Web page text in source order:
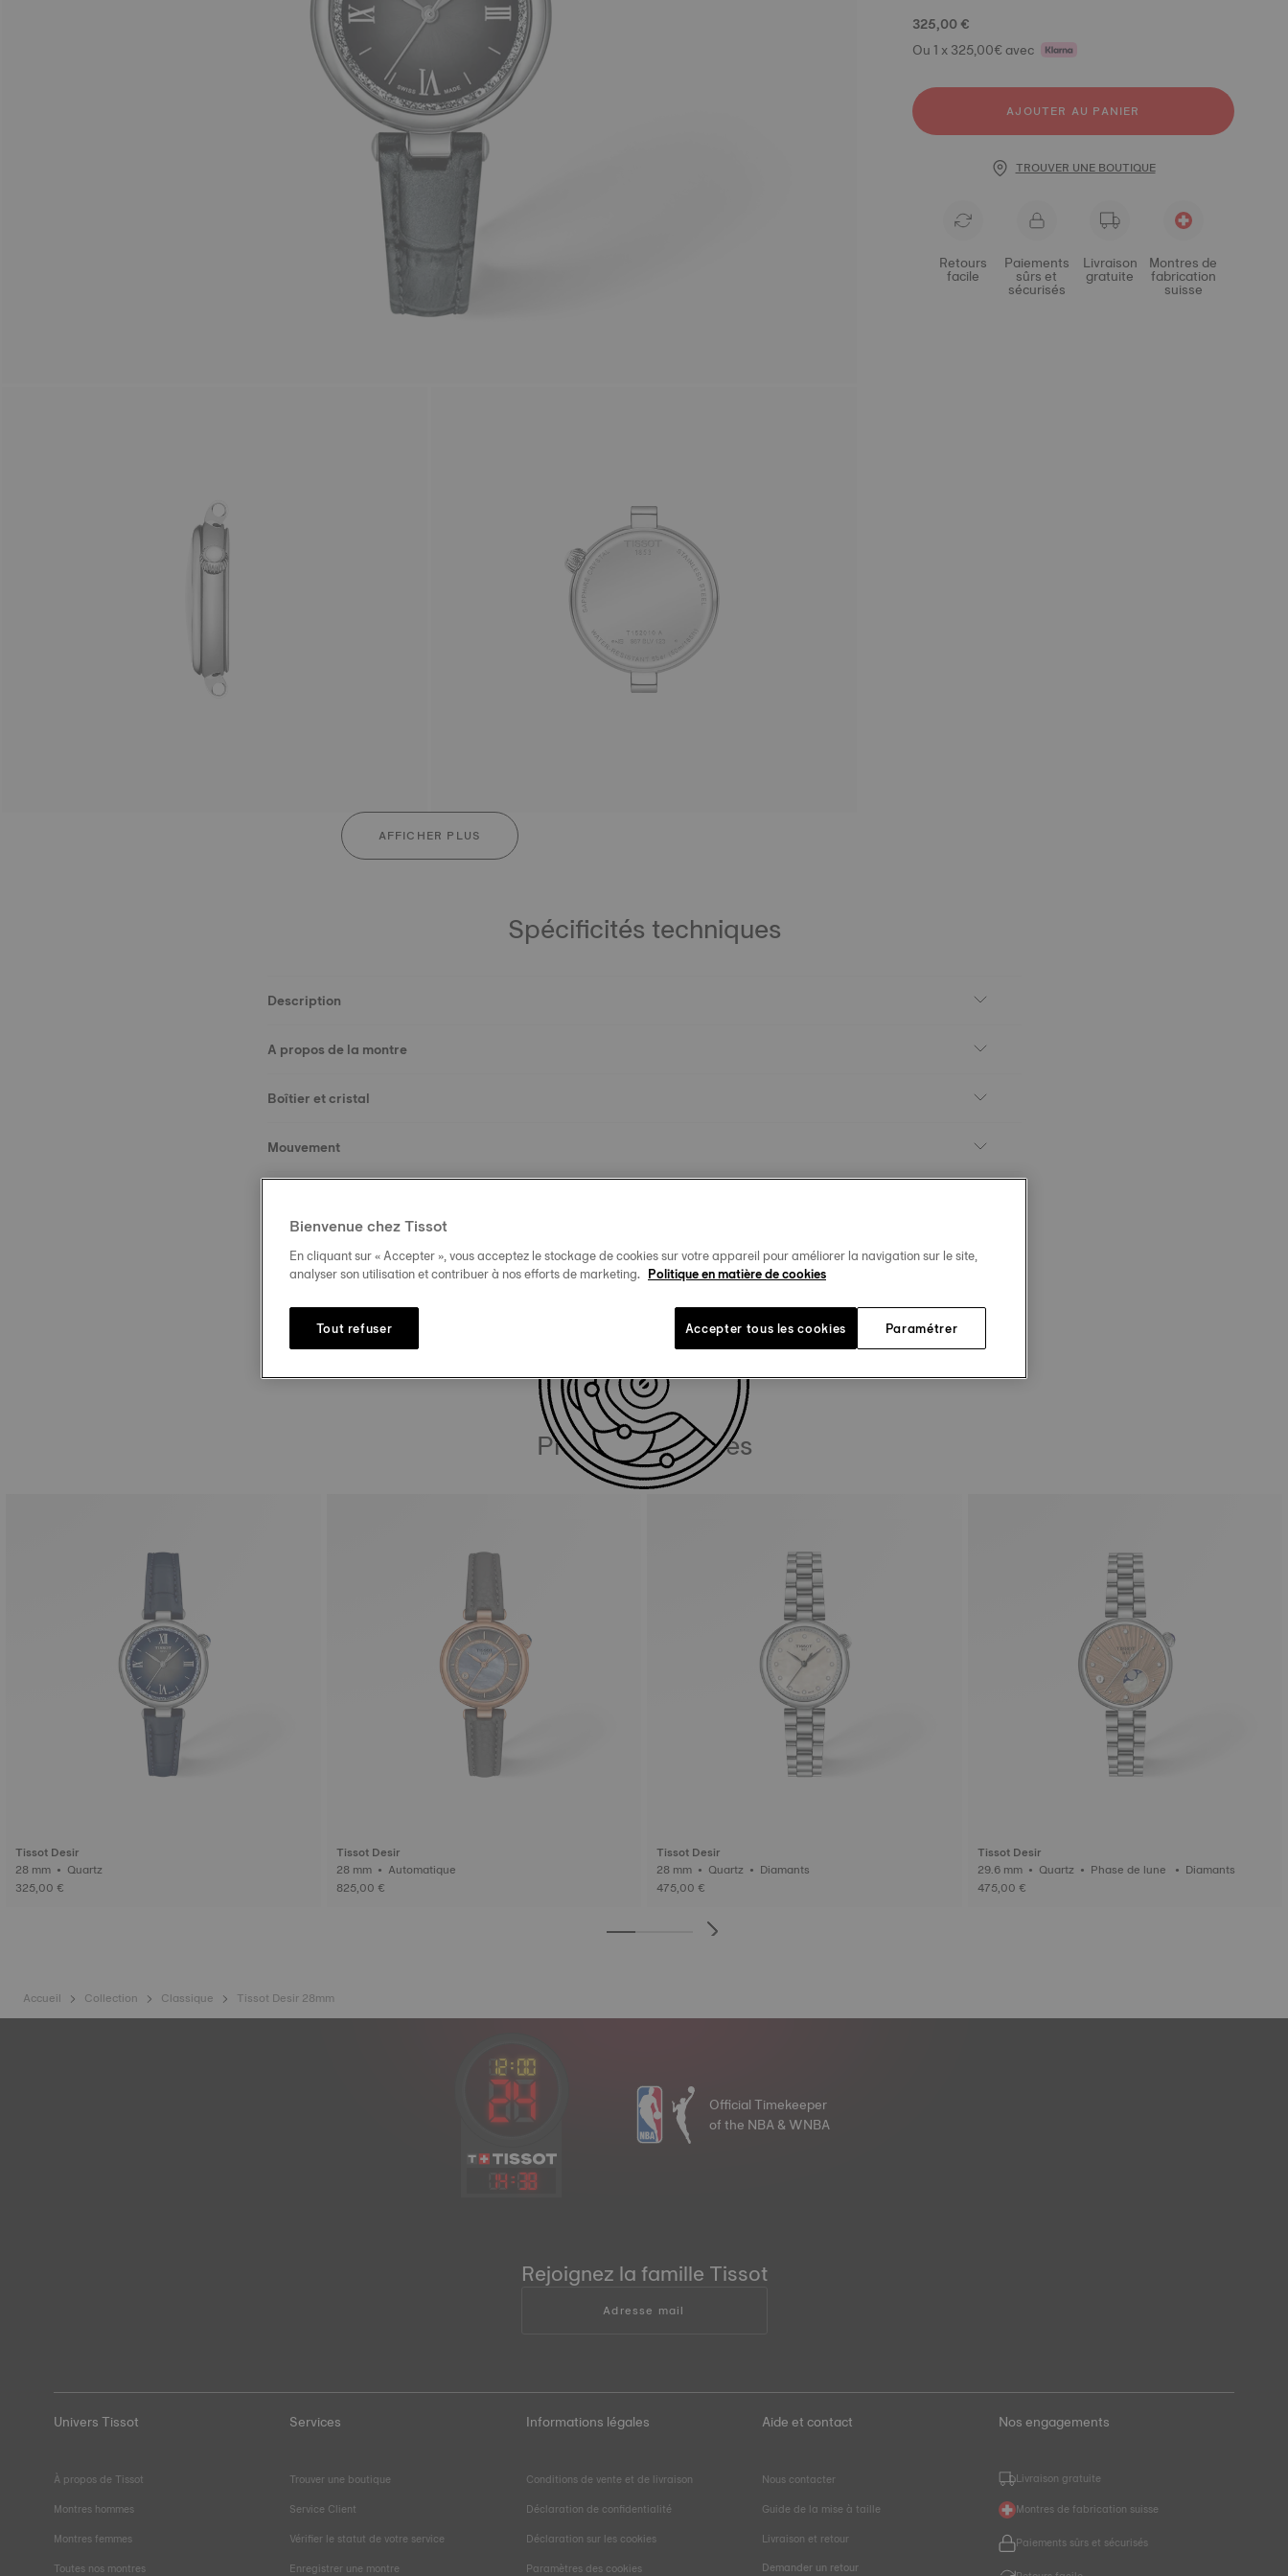
AFFICHER PLUS
325,00 €
Ou 1 x 325,00€ avec
AJOUTER AU PANIER
TROUVER UNE BOUTIQUE
Retours
facile
Paiements
sûrs et
sécurisés
Livraison
gratuite
Montres de
fabrication
suisse
Spécificités techniques
Description
A propos de la montre
Boîtier et cristal
Mouvement
Bracelet
Produits similaires
Tissot Desir
28 mm • Quartz
325,00 €
Tissot Desir
28 mm • Automatique
825,00 €
Tissot Desir
28 mm • Quartz • Diamants
475,00 €
Tissot Desir
29.6 mm • Quartz • Phase de lune • Diamants
475,00 €
Accueil Collection Classique Tissot Desir 28mm
14: 38
Official Timekeeper
of the NBA & WNBA
Rejoignez la famille Tissot
Adresse mail
Univers Tissot
À propos de Tissot
Montres hommes
Montres femmes
Toutes nos montres
Services
Trouver une boutique
Service Client
Vérifier le statut de votre service
Enregistrer une montre
Informations légales
Conditions de vente et de livraison
Déclaration de confidentialité
Déclaration sur les cookies
Paramètres des cookies
Aide et contact
Nous contacter
Guide de la mise à taille
Livraison et retour
Demander un retour
Nos engagements
Livraison gratuite
Montres de fabrication suisse
Paiements sûrs et sécurisés
Bienvenue chez Tissot
En cliquant sur « Accepter », vous acceptez le stockage de cookies sur votre appareil pour améliorer la navigation sur le site,
analyser son utilisation et contribuer à nos efforts de marketing. Politique en matière de cookies
Paramétrer
Tout refuser Accepter tous les cookies